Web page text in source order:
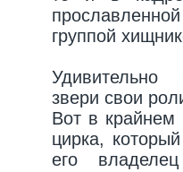
группой
Удивительно
звери свои
Вот в крайнем
цирка,
его